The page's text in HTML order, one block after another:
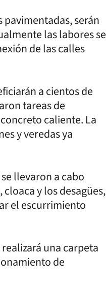
serán
las labores se
de las calles
a cientos de
tareas de
caliente. La
y veredas ya
llevaron a cabo
y los desagües,
el escurrimiento
una carpeta
de